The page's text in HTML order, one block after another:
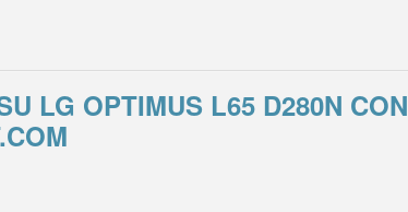
LG OPTIMUS L65 D280N CON